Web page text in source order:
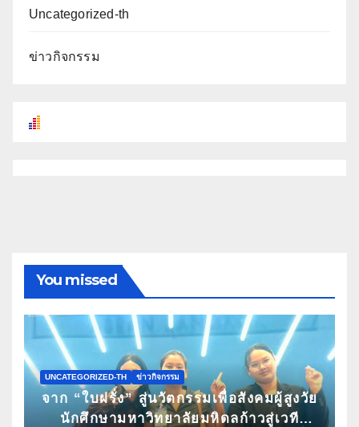
Uncategorized-th
ข่าวกิจกรรม
You missed
UNCATEGORIZED-TH ข่าวกิจกรรม
จาก “ใบฝรั่ง” สู่นวัตกรรมเพื่อสังคมผู้สูงวัย
นักศึกษามหาวิทยาลัยมหิดลก้าวสู่เวที